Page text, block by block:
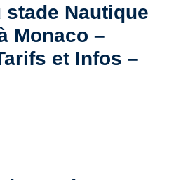
Nautique
Monaco –
et Infos –